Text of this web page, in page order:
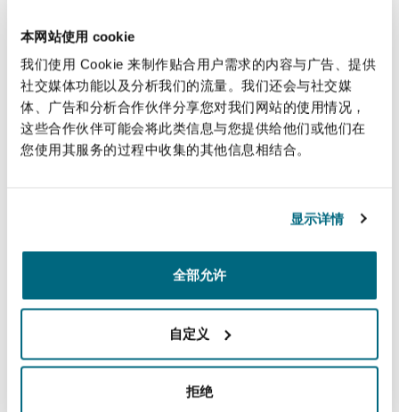
本网站使用 cookie
我们使用 Cookie 来制作贴合用户需求的内容与广告、提供
社交媒体功能以及分析我们的流量。我们还会与社交媒
体、广告和分析合作伙伴分享您对我们网站的使用情况，
这些合作伙伴可能会将此类信息与您提供给他们或他们在
您使用其服务的过程中收集的其他信息相结合。
显示详情
全部允许
自定义
拒绝
Product Liability & Recall
Reinsurance
兰巴托 – 联营办公室
约
兰治县
伦多
物浦
敦
兰
5 36
71
Our lawyers plays a significant role in the firm's
global aviation and marine practices. Our